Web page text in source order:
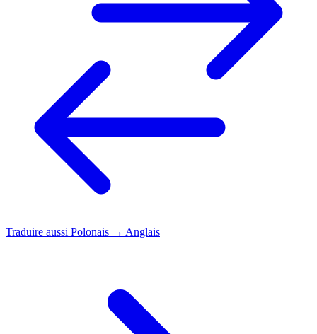
Traduire aussi Polonais → Anglais